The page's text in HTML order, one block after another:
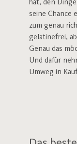
hat, den
seine Chance
zum genau
gelatinefrei,
Genau das
Und dafür
Umweg in